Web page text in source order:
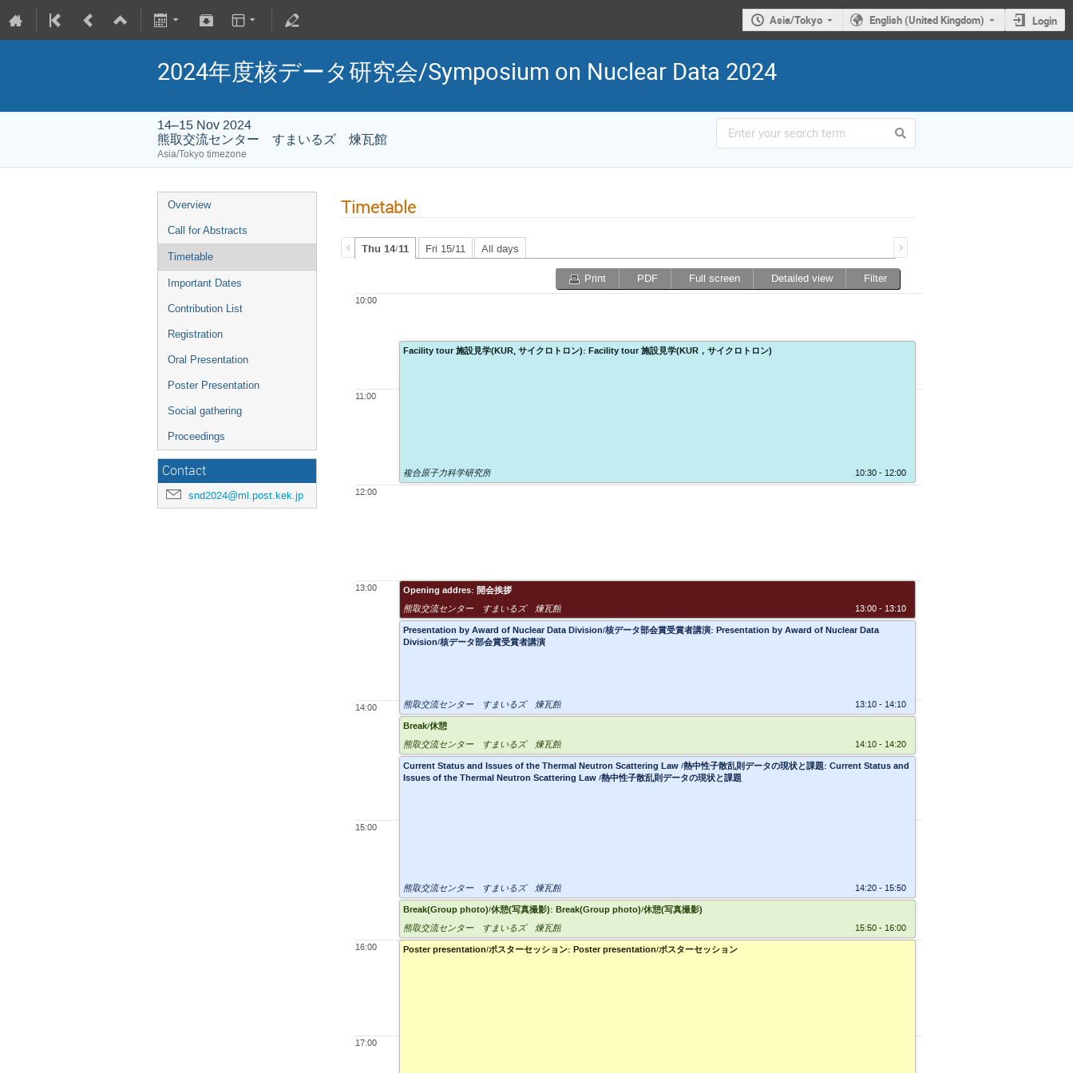
Asia/Tokyo English (United Kingdom) Login
2024年度核データ研究会/Symposium on Nuclear Data 2024
14–15 Nov 2024
熊取交流センター すまいるズ 煉瓦館
Asia/Tokyo timezone
Overview
Call for Abstracts
Timetable
Important Dates
Contribution List
Registration
Oral Presentation
Poster Presentation
Social gathering
Proceedings
Contact
snd2024@ml.post.kek.jp
Timetable
Thu 14/11 Fri 15/11 All days
Print PDF Full screen Detailed view Filter
10:00
11:00
12:00
13:00
14:00
15:00
16:00
17:00
Facility tour 施設見学(KUR, サイクロトロン): Facility tour 施設見学(KUR，サイクロトロン)
複合原子力科学研究所 10:30 - 12:00
Opening addres: 開会挨拶
熊取交流センター すまいるズ 煉瓦館
13:00 - 13:10
Presentation by Award of Nuclear Data Division/核データ部会賞受賞者講演: Presentation by Award of Nuclear Data
Division/核データ部会賞受賞者講演
熊取交流センター すまいるズ 煉瓦館
13:10 - 14:10
Break/休憩
熊取交流センター すまいるズ 煉瓦館
14:10 - 14:20
Current Status and Issues of the Thermal Neutron Scattering Law /熱中性子散乱則データの現状と課題: Current Status and
Issues of the Thermal Neutron Scattering Law /熱中性子散乱則データの現状と課題
熊取交流センター すまいるズ 煉瓦館
14:20 - 15:50
Break(Group photo)/休憩(写真撮影): Break(Group photo)/休憩(写真撮影)
熊取交流センター すまいるズ 煉瓦館
15:50 - 16:00
Poster presentation/ポスターセッション: Poster presentation/ポスターセッション